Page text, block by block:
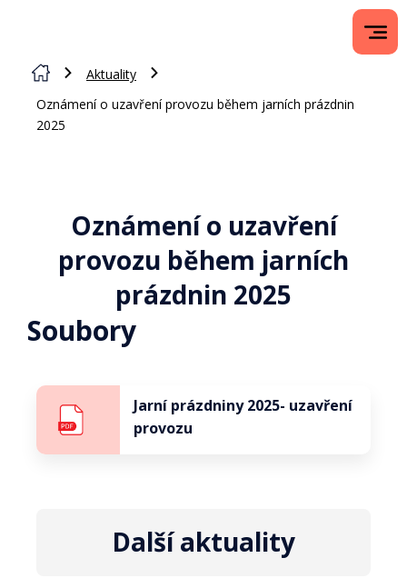
Aktuality
Oznámení o uzavření provozu během jarních prázdnin
2025
Oznámení o uzavření
provozu během jarních
prázdnin 2025
Soubory
Jarní prázdniny 2025- uzavření
provozu
Další aktuality